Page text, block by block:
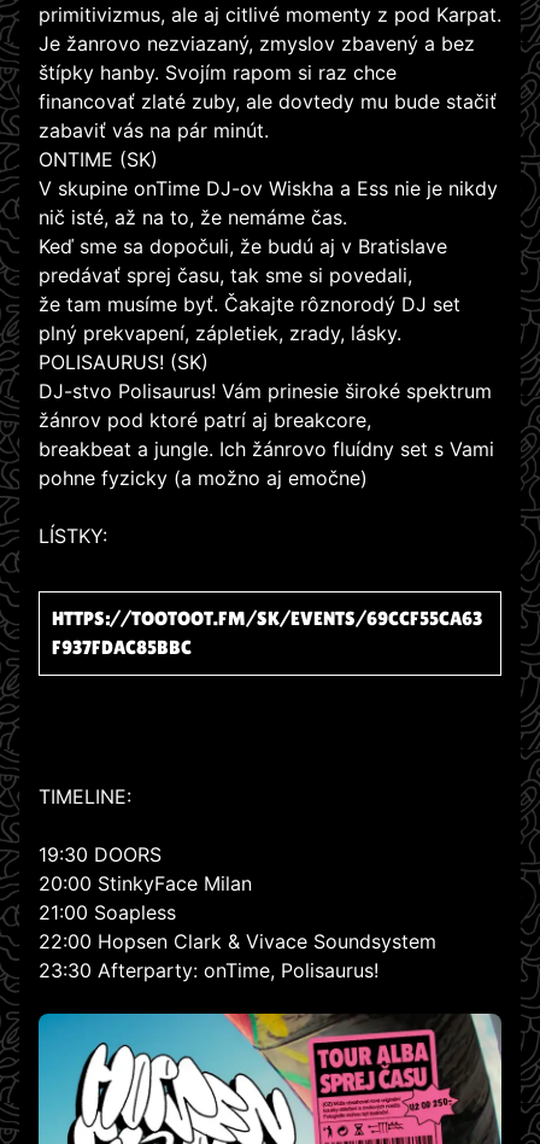
primitivizmus, ale aj citlivé momenty z pod Karpat.
Je žanrovo nezviazaný, zmyslov zbavený a bez
štípky hanby. Svojím rapom si raz chce
financovať zlaté zuby, ale dovtedy mu bude stačiť
zabaviť vás na pár minút.
ONTIME (SK)
V skupine onTime DJ-ov Wiskha a Ess nie je nikdy
nič isté, až na to, že nemáme čas.
Keď sme sa dopočuli, že budú aj v Bratislave
predávať sprej času, tak sme si povedali,
že tam musíme byť. Čakajte rôznorodý DJ set
plný prekvapení, zápletiek, zrady, lásky.
POLISAURUS! (SK)
DJ-stvo Polisaurus! Vám prinesie široké spektrum
žánrov pod ktoré patrí aj breakcore,
breakbeat a jungle. Ich žánrovo fluídny set s Vami
pohne fyzicky (a možno aj emočne)
LÍSTKY:
HTTPS://TOOTOOT.FM/SK/EVENTS/69CCF55CA63
F937FDAC85BBC
TIMELINE:
19:30 DOORS
20:00 StinkyFace Milan
21:00 Soapless
22:00 Hopsen Clark & Vivace Soundsystem
23:30 Afterparty: onTime, Polisaurus!